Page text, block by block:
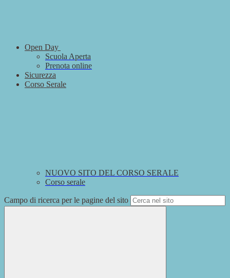
Open Day
Scuola Aperta
Prenota online
Sicurezza
Corso Serale
NUOVO SITO DEL CORSO SERALE
Corso serale
Campo di ricerca per le pagine del sito